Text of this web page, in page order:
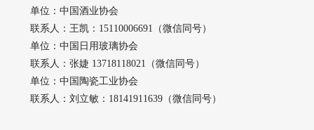
单位：中国酒业协会
联系人：王凯：15110006691（微信同号）
单位：中国日用玻璃协会
联系人：张婕 13718118021（微信同号）
单位：中国陶瓷工业协会
联系人：刘立敏：18141911639（微信同号）